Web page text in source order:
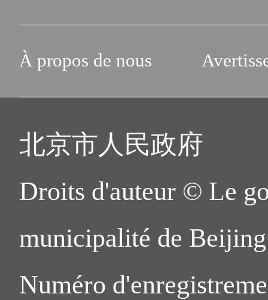
À propos de nous
北京市人民政府
Droits d'auteur © Le
municipalité de
Numéro